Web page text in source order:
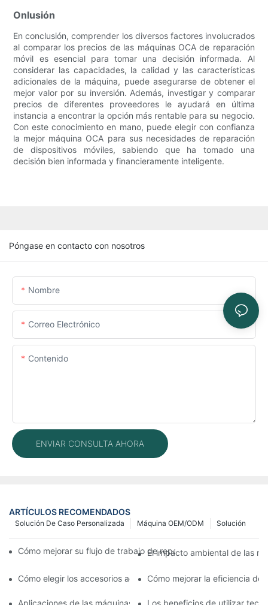
Onlusión
En conclusión, comprender los diversos factores involucrados
al comparar los precios de las máquinas OCA de reparación
móvil es esencial para tomar una decisión informada. Al
considerar las capacidades, la calidad y las características
adicionales de la máquina, puede asegurarse de obtener el
mejor valor por su inversión. Además, investigar y comparar
precios de diferentes proveedores le ayudará en última
instancia a encontrar la opción más rentable para su negocio.
Con este conocimiento en mano, puede elegir con confianza
la mejor máquina OCA para sus necesidades de reparación
de dispositivos móviles, sabiendo que ha tomado una
decisión bien informada y financieramente inteligente.
Póngase en contacto con nosotros
Nombre
Correo Electrónico
Contenido
ENVIAR CONSULTA AHORA
ARTÍCULOS RECOMENDADOS
Solución
Máquina OEM/ODM
Solución De Caso Personalizada
Cómo mejorar su flujo de trabajo de reparación de móviles con
El impacto ambiental de las
Cómo elegir los accesorios adecuados para la máquina de
Cómo mejorar la eficiencia de
Aplicaciones de las máquinas de reparación de teléfonos en el
Los beneficios de utilizar